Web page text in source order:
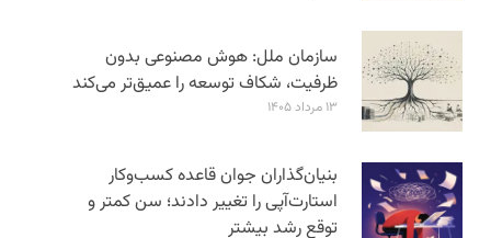
سازمان ملل: هوش مصنوعی بدون
ظرفیت، شکاف توسعه را عمیق‌تر می‌کند
۱۳ مرداد ۱۴۰۵
بنیان‌گذاران جوان قاعده کسب‌وکار
استارت‌آپی را تغییر دادند؛ سن‌ کمتر و
توقع رشد بیشتر